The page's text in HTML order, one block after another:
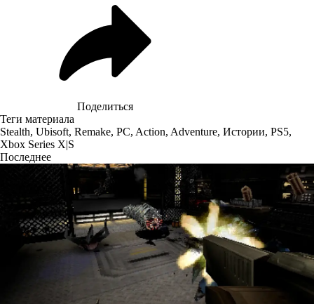
Поделиться
Теги материала
Stealth, Ubisoft, Remake, PC, Action, Adventure, Истории, PS5,
Xbox Series X|S
Последнее